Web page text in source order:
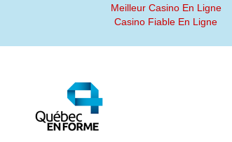
Meilleur Casino En Ligne
Casino Fiable En Ligne